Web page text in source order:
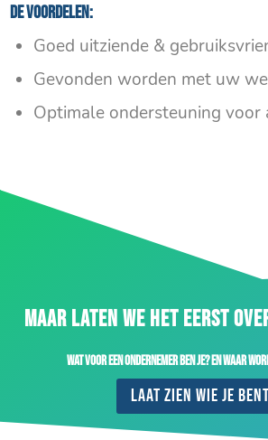
De voordelen:
Goed uitziende &
Gevonden worden met uw
Optimale ondersteuning voor
MAAR LATEN WE HET EERST
Wat voor een ondernemer ben je? En waar
Laat zien wie je bent